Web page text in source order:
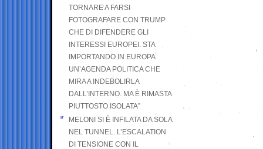
TORNARE A FARSI
FOTOGRAFARE CON TRUMP
CHE DI DIFENDERE GLI
INTERESSI EUROPEI. STA
IMPORTANDO IN EUROPA
UN’AGENDA POLITICA CHE
MIRA A INDEBOLIRLA
DALL’INTERNO. MA È RIMASTA
PIUTTOSTO ISOLATA”
MELONI SI È INFILATA DA SOLA
NEL TUNNEL. L’ESCALATION
DI TENSIONE CON IL